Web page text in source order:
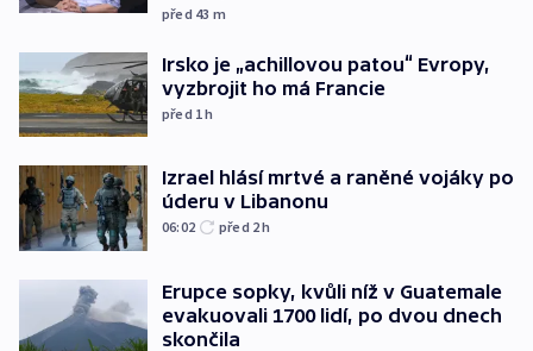
před 43 m
Irsko je „achillovou patou“ Evropy,
vyzbrojit ho má Francie
před 1h
Izrael hlásí mrtvé a raněné vojáky po
úderu v Libanonu
06:02 před 2h
Erupce sopky, kvůli níž v Guatemale
evakuovali 1700 lidí, po dvou dnech
skončila